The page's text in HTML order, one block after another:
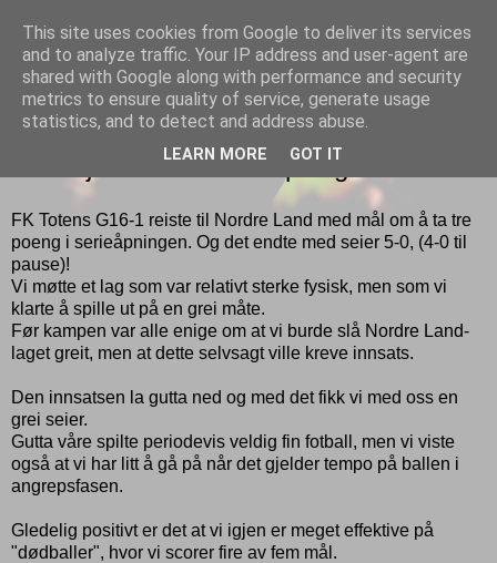
Gutt
Velfortjent seier i serieåpningen!
FK Totens G16-1 reiste til Nordre Land med mål om å ta tre
poeng i serieåpningen. Og det endte med seier 5-0, (4-0 til
pause)!
Vi møtte et lag som var relativt sterke fysisk, men som vi
klarte å spille ut på en grei måte.
Før kampen var alle enige om at vi burde slå Nordre Land-
laget greit, men at dette selvsagt ville kreve innsats.
Den innsatsen la gutta ned og med det fikk vi med oss en
grei seier.
Gutta våre spilte periodevis veldig fin fotball, men vi viste
også at vi har litt å gå på når det gjelder tempo på ballen i
angrepsfasen.
Gledelig positivt er det at vi igjen er meget effektive på
"dødballer", hvor vi scorer fire av fem mål.
This site uses cookies from Google to deliver its services
and to analyze traffic. Your IP address and user-agent are
shared with Google along with performance and security
metrics to ensure quality of service, generate usage
statistics, and to detect and address abuse.
LEARN MORE GOT IT